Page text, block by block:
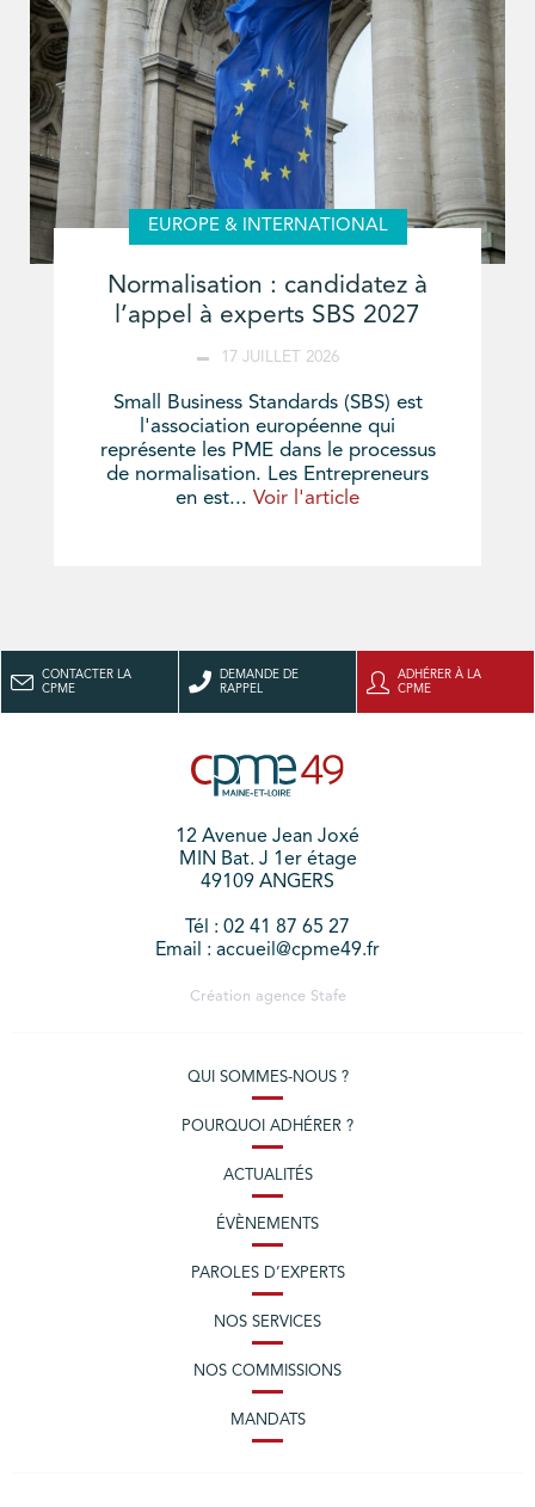
EUROPE & INTERNATIONAL
Normalisation : candidatez à
l’appel à experts SBS 2027
17 JUILLET 2026
Small Business Standards (SBS) est
l'association européenne qui
représente les PME dans le processus
de normalisation. Les Entrepreneurs
en est... Voir l'article
CONTACTER LA
CPME
DEMANDE DE
RAPPEL
ADHÉRER À LA
CPME
12 Avenue Jean Joxé
MIN Bat. J 1er étage
49109 ANGERS
Tél : 02 41 87 65 27
Email : accueil@cpme49.fr
Création agence Stafe
QUI SOMMES-NOUS ?
POURQUOI ADHÉRER ?
ACTUALITÉS
ÉVÈNEMENTS
PAROLES D’EXPERTS
NOS SERVICES
NOS COMMISSIONS
MANDATS